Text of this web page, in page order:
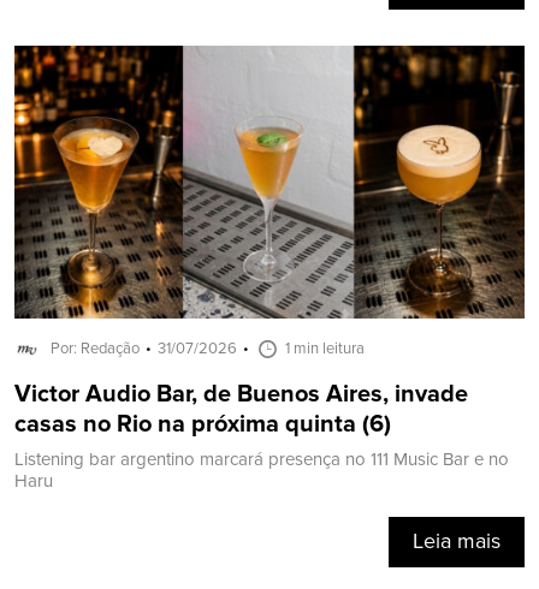
Por: Redação 31/07/2026 1 min leitura
Victor Audio Bar, de Buenos Aires, invade
casas no Rio na próxima quinta (6)
Listening bar argentino marcará presença no 111 Music Bar e no
Haru
Leia mais